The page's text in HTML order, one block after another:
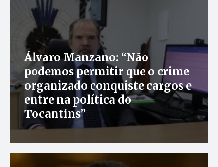
Álvaro Manzano: “Não
podemos permitir que o crime
organizado conquiste cargos e
entre na política do
Tocantins”